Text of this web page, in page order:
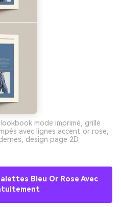
mode imprimé, grille
avec lignes accent or rose,
design page 2D
Bleu Or Rose Avec